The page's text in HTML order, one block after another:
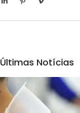
Últimas Notícias